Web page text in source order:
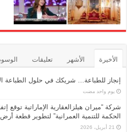
الأخيرة الأشهر تعليقات
إنجاز للطباعة… شريكك في حلول الطباعة
‏يوم واحد مضت
شركة “ميران هيلزالعقارية الإماراتية
الحكمة للتنمية العمرانية” لتطوير قطعة
21 أبريل، 2026